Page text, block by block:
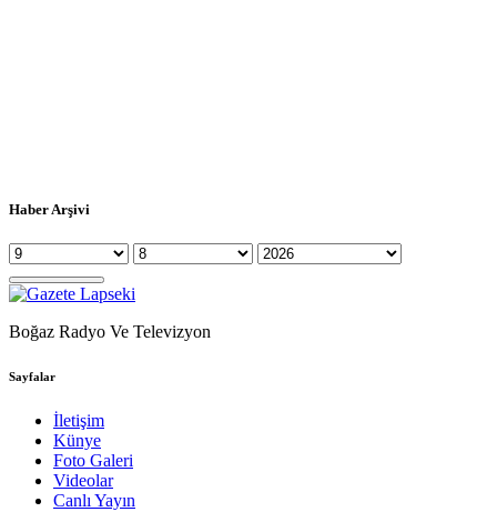
Haber Arşivi
Boğaz Radyo Ve Televizyon
Sayfalar
İletişim
Künye
Foto Galeri
Videolar
Canlı Yayın